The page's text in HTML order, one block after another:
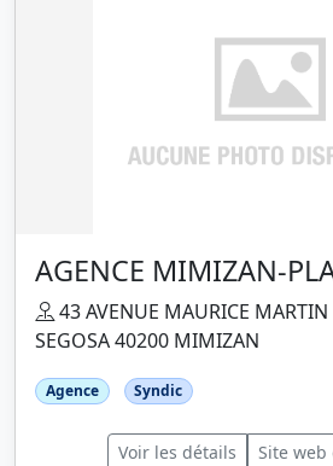
AGENCE MIMIZAN-
43 AVENUE MAURICE MARTIN
SEGOSA 40200 MIMIZAN
Agence Syndic
Voir les détails Site web